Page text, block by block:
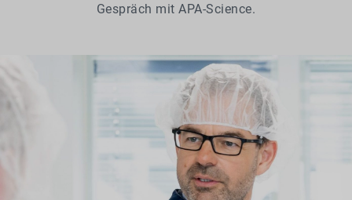
Gespräch mit APA-Science.